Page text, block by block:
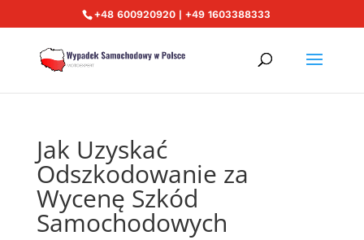
+48 600920920 | +49 1603388333
Jak Uzyskać
Odszkodowanie za
Wycenę Szkód
Samochodowych